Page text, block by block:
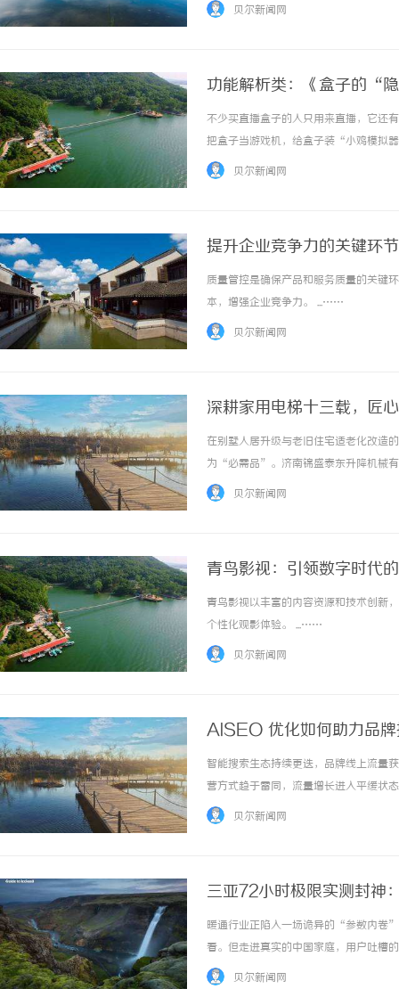
贝尔新闻网
功能解析类：《盒子的“
不少买直播盒子的人只用来直播，它还
把盒子当游戏机，给盒子装“小鸡模拟
用该盒子玩《拳皇97》，延迟比较低
贝尔新闻网
提升企业竞争力的关键环
质量管控是确保产品和服务质量的关键
本，增强企业竞争力。 ...……
贝尔新闻网
深耕家用电梯十三载，匠
司企业介绍
在别墅人居升级与老旧住宅适老化改造
为“必需品”。济南锦盛泰东升降机械
梯细分领域，始终以“专注私域交通、
贝尔新闻网
青鸟影视：引领数字时代
青鸟影视以丰富的内容资源和技术创新
个性化观影体验。 ...……
贝尔新闻网
AISEO 优化如何助力品牌
智能搜索生态持续更迭，品牌线上流量
营方式趋于雷同，流量增长进入平缓状
续扩容，成为用户获取品牌信息、行业
贝尔新闻网
三亚72小时极限实测封神
的真实考题
暖通行业正陷入一场诡异的“参数内卷
看。但走进真实的中国家庭，用户吐槽
脚底冰凉、深夜空调启停的“哐当”声
贝尔新闻网
步履赴京华 逐光赴山海
学圆满收官